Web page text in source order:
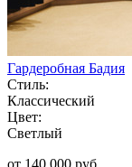
Гардеробная Бадия
Стиль:
Классический
Цвет:
Светлый
от 140 000 руб.